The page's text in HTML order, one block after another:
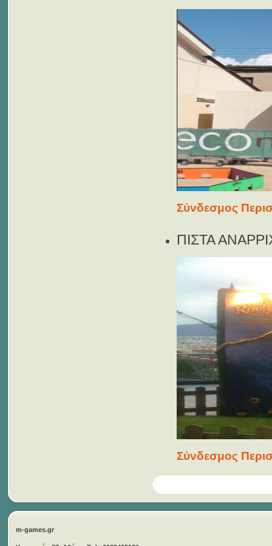
Σύνδεσμος
ΠΙΣΤΑ
Σύνδεσμος
m-games.gr